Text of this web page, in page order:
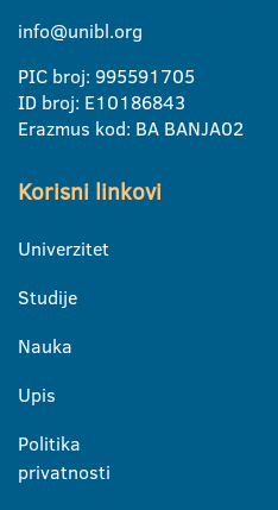
info@unibl.org
PIC broj: 995591705
ID broj: E10186843
Erazmus kod: BA BANJA02
Korisni linkovi
Univerzitet
Studije
Nauka
Upis
Politika
privatnosti